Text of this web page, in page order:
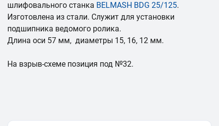
шлифовального станка BELMASH BDG 25/125.
Изготовлена из стали. Служит для установки
подшипника ведомого ролика.
Длина оси 57 мм, диаметры 15, 16, 12 мм.
На взрыв-схеме позиция под №32.